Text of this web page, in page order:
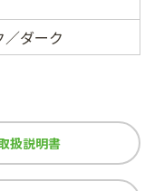
ダーク
扱説明書